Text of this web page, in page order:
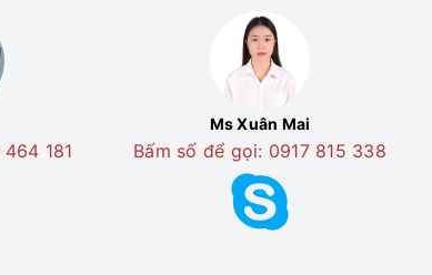
181
Ms Xuân Mai
Bấm số để gọi: 0917 815 338